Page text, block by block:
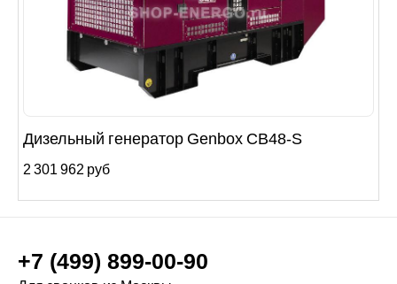
Дизельный генератор Genbox CB48-S
2 301 962 руб
+7 (499) 899-00-90